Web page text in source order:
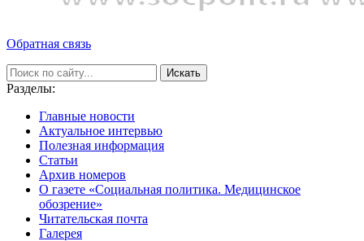
Обратная связь
Искать
Разделы:
Главные новости
Актуальное интервью
Полезная информация
Статьи
Архив номеров
О газете «Социальная политика. Медицинское
обозрение»
Читательская почта
Галерея